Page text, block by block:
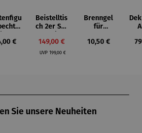
-
Preis:
€
Beistelltis
ch 2er Set
Verkaufspreis:
149,00 €
UVP Regulärer Preis:
199,00 €
Brenngel
für
elle -
Regulärer Preis:
10,50 €
Sie unsere Neuheiten